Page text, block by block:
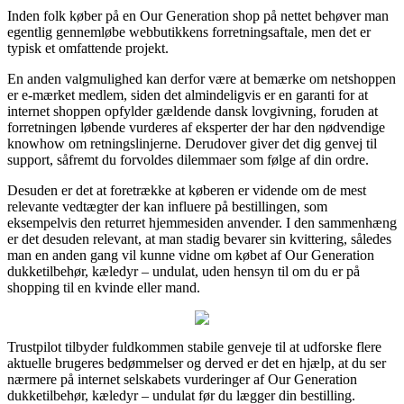
Inden folk køber på en Our Generation shop på nettet behøver man
egentlig gennemløbe webbutikkens forretningsaftale, men det er
typisk et omfattende projekt.
En anden valgmulighed kan derfor være at bemærke om netshoppen
er e-mærket medlem, siden det almindeligvis er en garanti for at
internet shoppen opfylder gældende dansk lovgivning, foruden at
forretningen løbende vurderes af eksperter der har den nødvendige
knowhow om retningslinjerne. Derudover giver det dig genvej til
support, såfremt du forvoldes dilemmaer som følge af din ordre.
Desuden er det at foretrække at køberen er vidende om de mest
relevante vedtægter der kan influere på bestillingen, som
eksempelvis den returret hjemmesiden anvender. I den sammenhæng
er det desuden relevant, at man stadig bevarer sin kvittering, således
man en anden gang vil kunne vidne om købet af Our Generation
dukketilbehør, kæledyr – undulat, uden hensyn til om du er på
shopping til en kvinde eller mand.
Trustpilot tilbyder fuldkommen stabile genveje til at udforske flere
aktuelle brugeres bedømmelser og derved er det en hjælp, at du ser
nærmere på internet selskabets vurderinger af Our Generation
dukketilbehør, kæledyr – undulat før du lægger din bestilling.